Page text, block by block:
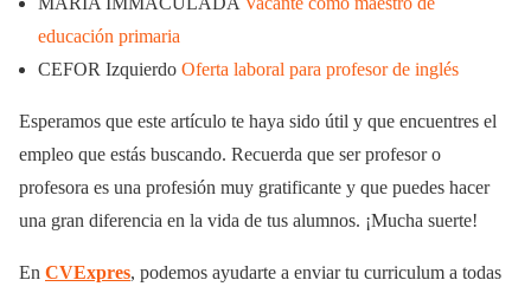
educación primaria
CEFOR Izquierdo Oferta laboral para profesor de inglés
Esperamos que este artículo te haya sido útil y que encuentres el
empleo que estás buscando. Recuerda que ser profesor o
profesora es una profesión muy gratificante y que puedes hacer
una gran diferencia en la vida de tus alumnos. ¡Mucha suerte!
En CVExpres, podemos ayudarte a enviar tu curriculum a todas